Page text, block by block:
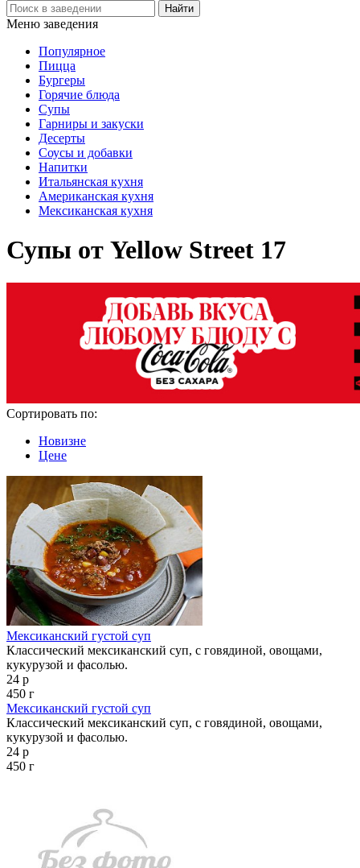
Меню заведения
Популярное
Пицца
Бургеры
Горячие блюда
Супы
Гарниры и закуски
Десерты
Соусы и добавки
Напитки
Итальянская кухня
Американская кухня
Мексиканская кухня
Супы от Yellow Street 17
Сортировать по:
Новизне
Цене
Мексиканский густой суп
Классический мексиканский суп, с говядиной, овощами,
кукурузой и фасолью.
24 р
450 г
Мексиканский густой суп
Классический мексиканский суп, с говядиной, овощами,
кукурузой и фасолью.
24 р
450 г